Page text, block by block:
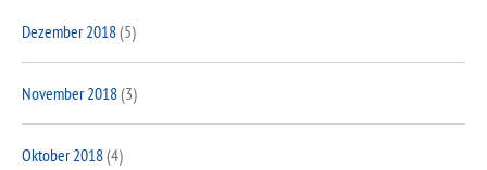
Dezember 2018(5)
November 2018(3)
Oktober 2018(4)